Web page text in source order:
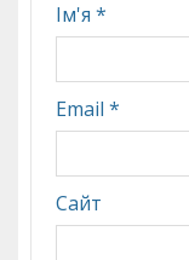
Ім'я *
Email *
Сайт